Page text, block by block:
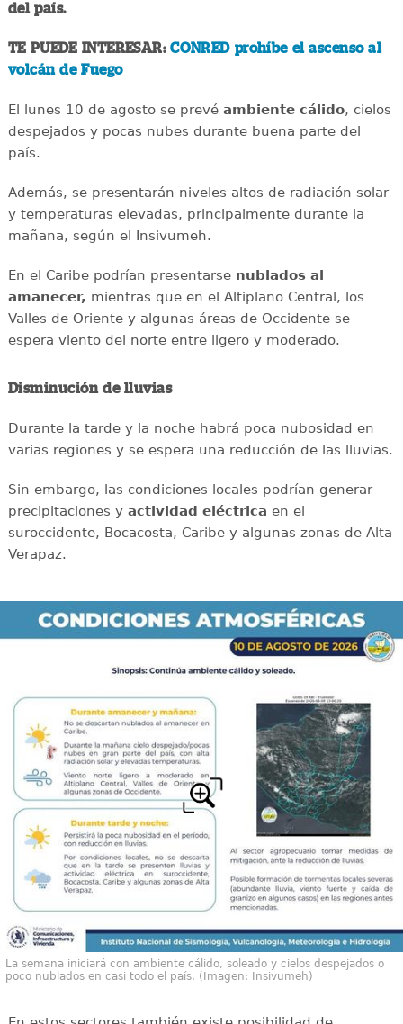
del país.
TE PUEDE INTERESAR:CONRED prohíbe el ascenso al
volcán de Fuego
El lunes 10 de agosto se prevé ambiente cálido, cielos
despejados y pocas nubes durante buena parte del
país.
Además, se presentarán niveles altos de radiación solar
y temperaturas elevadas, principalmente durante la
mañana, según el Insivumeh.
En el Caribe podrían presentarse nublados al
amanecer, mientras que en el Altiplano Central, los
Valles de Oriente y algunas áreas de Occidente se
espera viento del norte entre ligero y moderado.
Disminución de lluvias
Durante la tarde y la noche habrá poca nubosidad en
varias regiones y se espera una reducción de las lluvias.
Sin embargo, las condiciones locales podrían generar
precipitaciones y actividad eléctrica en el
suroccidente, Bocacosta, Caribe y algunas zonas de Alta
Verapaz.
La semana iniciará con ambiente cálido, soleado y cielos despejados o
poco nublados en casi todo el país. (Imagen: Insivumeh)